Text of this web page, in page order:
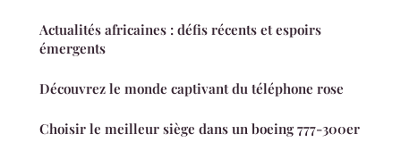
Actualités africaines : défis récents et espoirs
émergents
Découvrez le monde captivant du téléphone rose
Choisir le meilleur siège dans un boeing 777-300er